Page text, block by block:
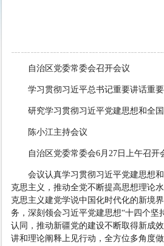
自治区党委常委会召开会议
学习贯彻习近平总书记重要讲话重
研究学习贯彻习近平党建思想和全
陈小江主持会议
自治区党委常委会6月27日上午召
会议认真学习贯彻习近平党建思想
克思主义，推动全党不断提高思想理论
克思主义建党学说中国化时代化的新境
务，深刻领会习近平党建思想“十四个
认同，推动新疆党的建设不断取得新成
讲和理论阐释上见行动，全方位多角度